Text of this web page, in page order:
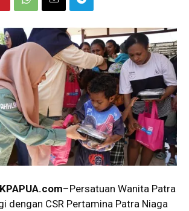
–Persatuan Wanita Patra
dengan CSR Pertamina Patra Niaga